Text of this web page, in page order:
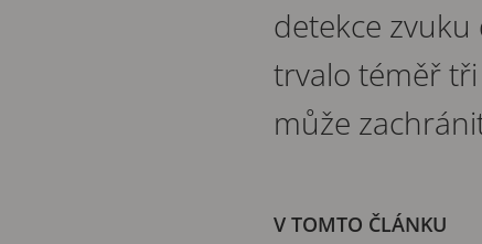
detekce zvuku
trvalo téměř
může
V TOMTO ČLÁNKU